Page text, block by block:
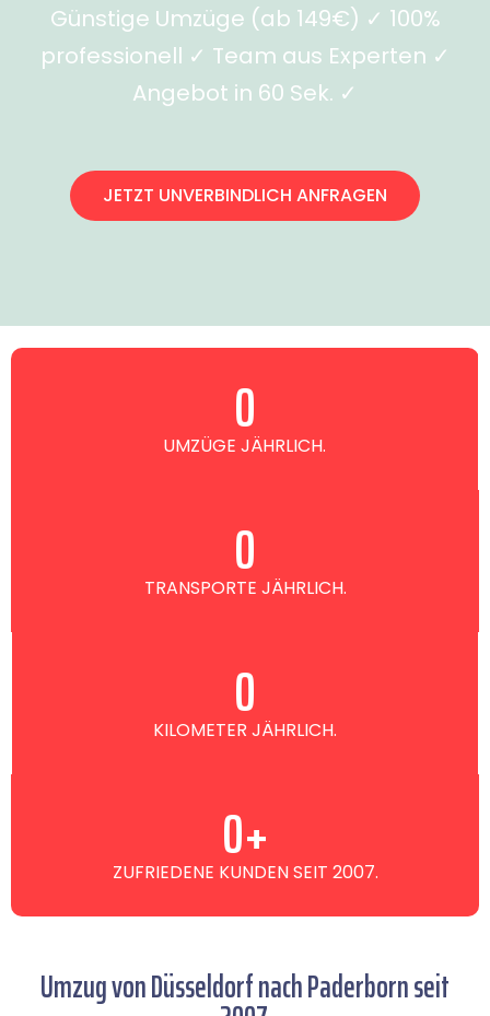
Günstige Umzüge (ab 149€) ✓ 100%
professionell ✓ Team aus Experten ✓
Angebot in 60 Sek. ✓
JETZT UNVERBINDLICH ANFRAGEN
UMZÜGE JÄHRLICH.
0
TRANSPORTE JÄHRLICH.
0
KILOMETER JÄHRLICH.
0
ZUFRIEDENE KUNDEN SEIT 2007.
0+
Umzug von Düsseldorf nach Paderborn seit